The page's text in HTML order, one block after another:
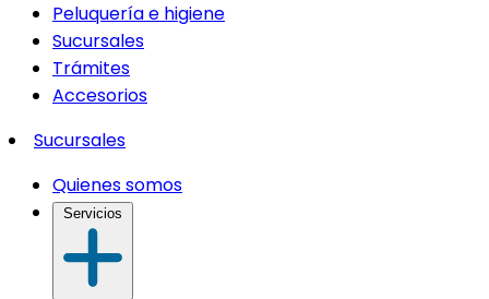
Peluquería e higiene
Sucursales
Trámites
Accesorios
Sucursales
Quienes somos